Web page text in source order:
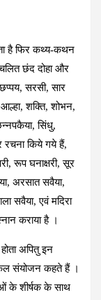
है फिर कथ्य-कथन
छंद दोहा और
सरसी, सार
शक्ति, शोभन,
सिंधु,
किये गये हैं,
रूप घनाक्षरी, सूर
अरसात सवैया,
सवैया, एवं मदिरा
कराया है ।
अपितु इन
संयोजन कहते हैं ।
के शीर्षक के साथ